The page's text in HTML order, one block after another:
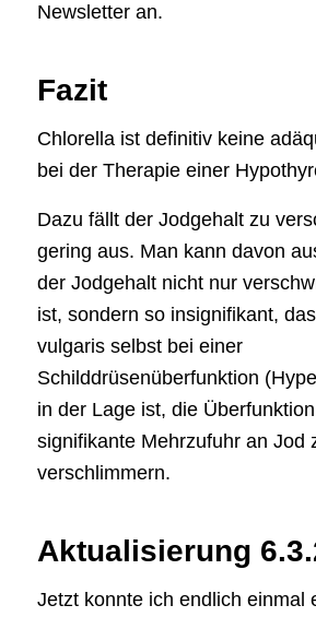
Newsletter an.
Fazit
Chlorella ist definitiv keine
bei der Therapie einer
Dazu fällt der Jodgehalt zu
gering aus. Man kann davon
der Jodgehalt nicht nur
ist, sondern so insignifikant,
vulgaris selbst bei einer
Schilddrüsenüberfunktion
in der Lage ist, die
signifikante Mehrzufuhr an Jod
verschlimmern.
Aktualisierung
Jetzt konnte ich endlich einmal